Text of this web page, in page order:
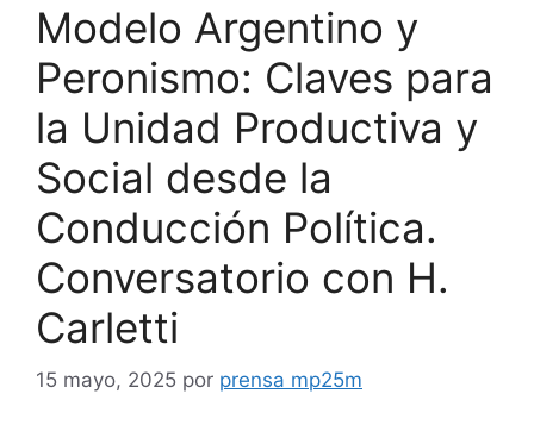
Modelo Argentino y
Peronismo: Claves para
la Unidad Productiva y
Social desde la
Conducción Política.
Conversatorio con H.
Carletti
15 mayo, 2025 por prensa mp25m